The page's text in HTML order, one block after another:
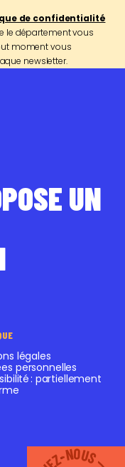
de confidentialité
le département vous
moment vous
newsletter.
UN
légales
personnelles
: partiellement